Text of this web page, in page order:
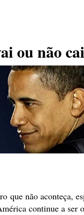
ou não
não aconteça,
continue a ser